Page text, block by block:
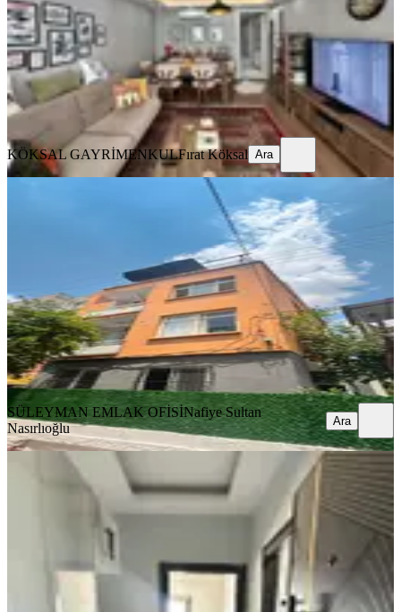
·95 m²·9. Kat·07.08.2026
7.250.000 ₺
KÖKSAL GAYRİMENKULFırat Köksal
KÖKSAL GAYRİMENKULFırat Köksal Ara
2 Daire Tek Fiat Kat Mülkiyetli
Seyhan, Yeşilyurt Mahallesi
3+1·160 m² ·3. Kat·08.08.2026
3.300.000 ₺
SÜLEYMAN EMLAK OFİSİNafiye Sultan Nasırlıoğlu
Ara
SÜLEYMAN EMLAK OFİSİNafiye Sultan
Nasırlıoğlu
Ara
Aydınlar Baba Kebap Yanı Sıfır 2+1
Seyhan, Fevzipaşa Mahallesi
08.08.2026
3.225.000 ₺